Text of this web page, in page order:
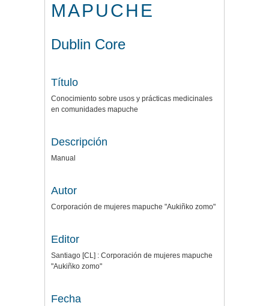
MAPUCHE
Dublin Core
Título
Conocimiento sobre usos y prácticas medicinales
en comunidades mapuche
Descripción
Manual
Autor
Corporación de mujeres mapuche "Aukiñko zomo"
Editor
Santiago [CL] : Corporación de mujeres mapuche
"Aukiñko zomo"
Fecha